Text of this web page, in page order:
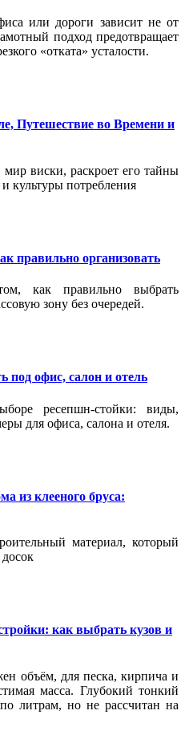
или дороги зависит не от
подход предотвращает
«отката» усталости.
Путешествие во Времени и
мир виски, раскроет его тайны
культуры потребления
правильно организовать
как правильно выбрать
зону без очередей.
под офис, салон и отель
ресепшн-стойки: виды,
для офиса, салона и отеля.
из клееного бруса:
материал, который
досок
как выбрать кузов и
объём, для песка, кирпича и
масса. Глубокий тонкий
литрам, но не рассчитан на